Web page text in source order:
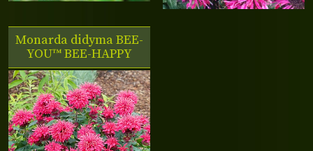
Monarda didyma BEE-
YOU™ BEE-HAPPY